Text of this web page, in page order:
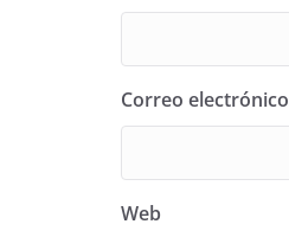
Correo electrónico
Web